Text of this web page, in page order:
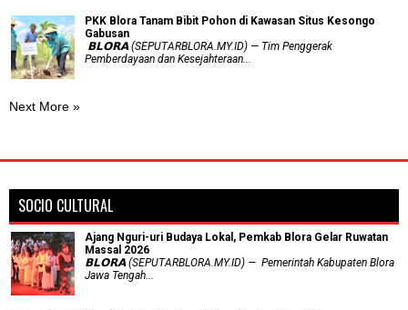
PKK Blora Tanam Bibit Pohon di Kawasan Situs Kesongo
Gabusan
‎ 𝗕𝗟𝗢𝗥𝗔 (SEPUTARBLORA.MY.ID) — Tim Penggerak
Pemberdayaan dan Kesejahteraan...
Next More »
SOCIO CULTURAL
Ajang Nguri-uri Budaya Lokal, Pemkab Blora Gelar Ruwatan
Massal 2026
𝗕𝗟𝗢𝗥𝗔 (SEPUTARBLORA.MY.ID) — Pemerintah Kabupaten Blora
Jawa Tengah...